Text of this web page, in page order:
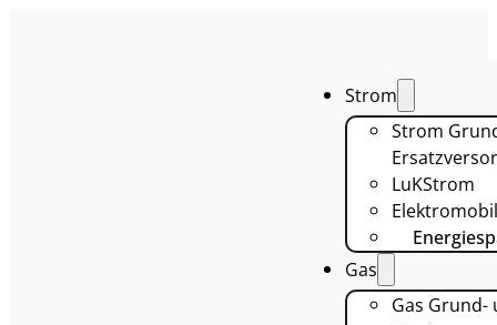
Strom
Strom
LuKStrom
Gas
Gas Grund-